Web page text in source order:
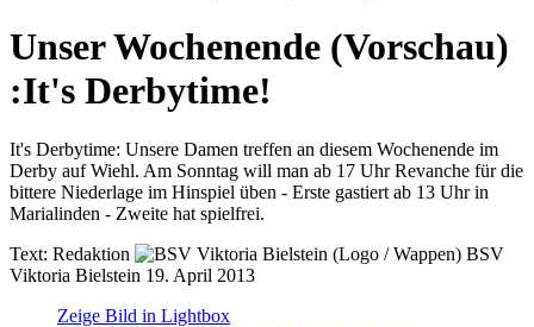
Unser Wochenende (Vorschau)
:It's Derbytime!
It's Derbytime: Unsere Damen treffen an diesem Wochenende im
Derby auf Wiehl. Am Sonntag will man ab 17 Uhr Revanche für die
bittere Niederlage im Hinspiel üben - Erste gastiert ab 13 Uhr in
Marialinden - Zweite hat spielfrei.
Text: Redaktion
BSV
Viktoria Bielstein 19. April 2013
Zeige Bild in Lightbox